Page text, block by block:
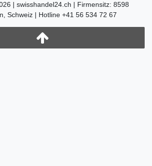
| swisshandel24.ch | Firmensitz: 8598
Schweiz | Hotline +41 56 534 72 67